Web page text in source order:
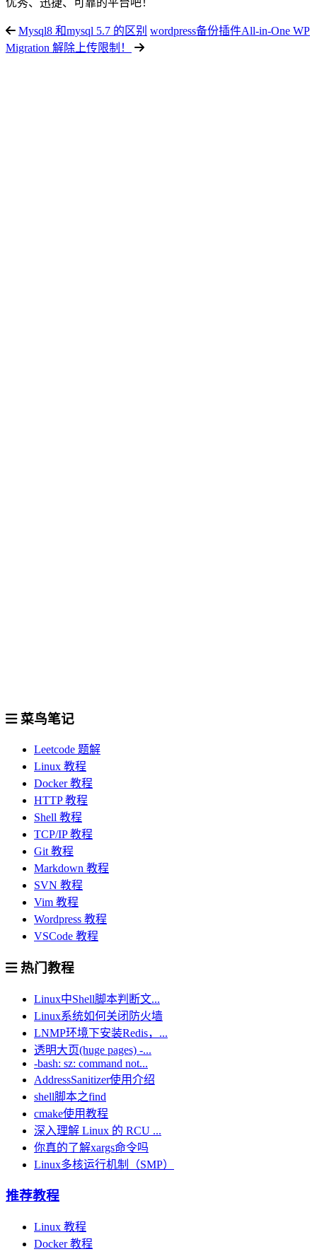
Mysql8 和mysql 5.7 的区别 wordpress备份插件All-in-One WP
Migration 解除上传限制！
菜鸟笔记
Leetcode 题解
Linux 教程
Docker 教程
HTTP 教程
Shell 教程
TCP/IP 教程
Git 教程
Markdown 教程
SVN 教程
Vim 教程
Wordpress 教程
VSCode 教程
热门教程
Linux中Shell脚本判断文...
Linux系统如何关闭防火墙
LNMP环境下安装Redis，...
透明大页(huge pages) -...
-bash: sz: command not...
AddressSanitizer使用介绍
shell脚本之find
cmake使用教程
深入理解 Linux 的 RCU ...
你真的了解xargs命令吗
Linux多核运行机制（SMP）
推荐教程
Linux 教程
Docker 教程